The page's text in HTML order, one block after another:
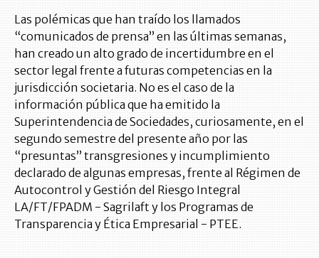
Las polémicas que han traído los llamados
“comunicados de prensa” en las últimas semanas,
han creado un alto grado de incertidumbre en el
sector legal frente a futuras competencias en la
jurisdicción societaria. No es el caso de la
información pública que ha emitido la
Superintendencia de Sociedades, curiosamente, en el
segundo semestre del presente año por las
“presuntas” transgresiones y incumplimiento
declarado de algunas empresas, frente al Régimen de
Autocontrol y Gestión del Riesgo Integral
LA/FT/FPADM - Sagrilaft y los Programas de
Transparencia y Ética Empresarial - PTEE.